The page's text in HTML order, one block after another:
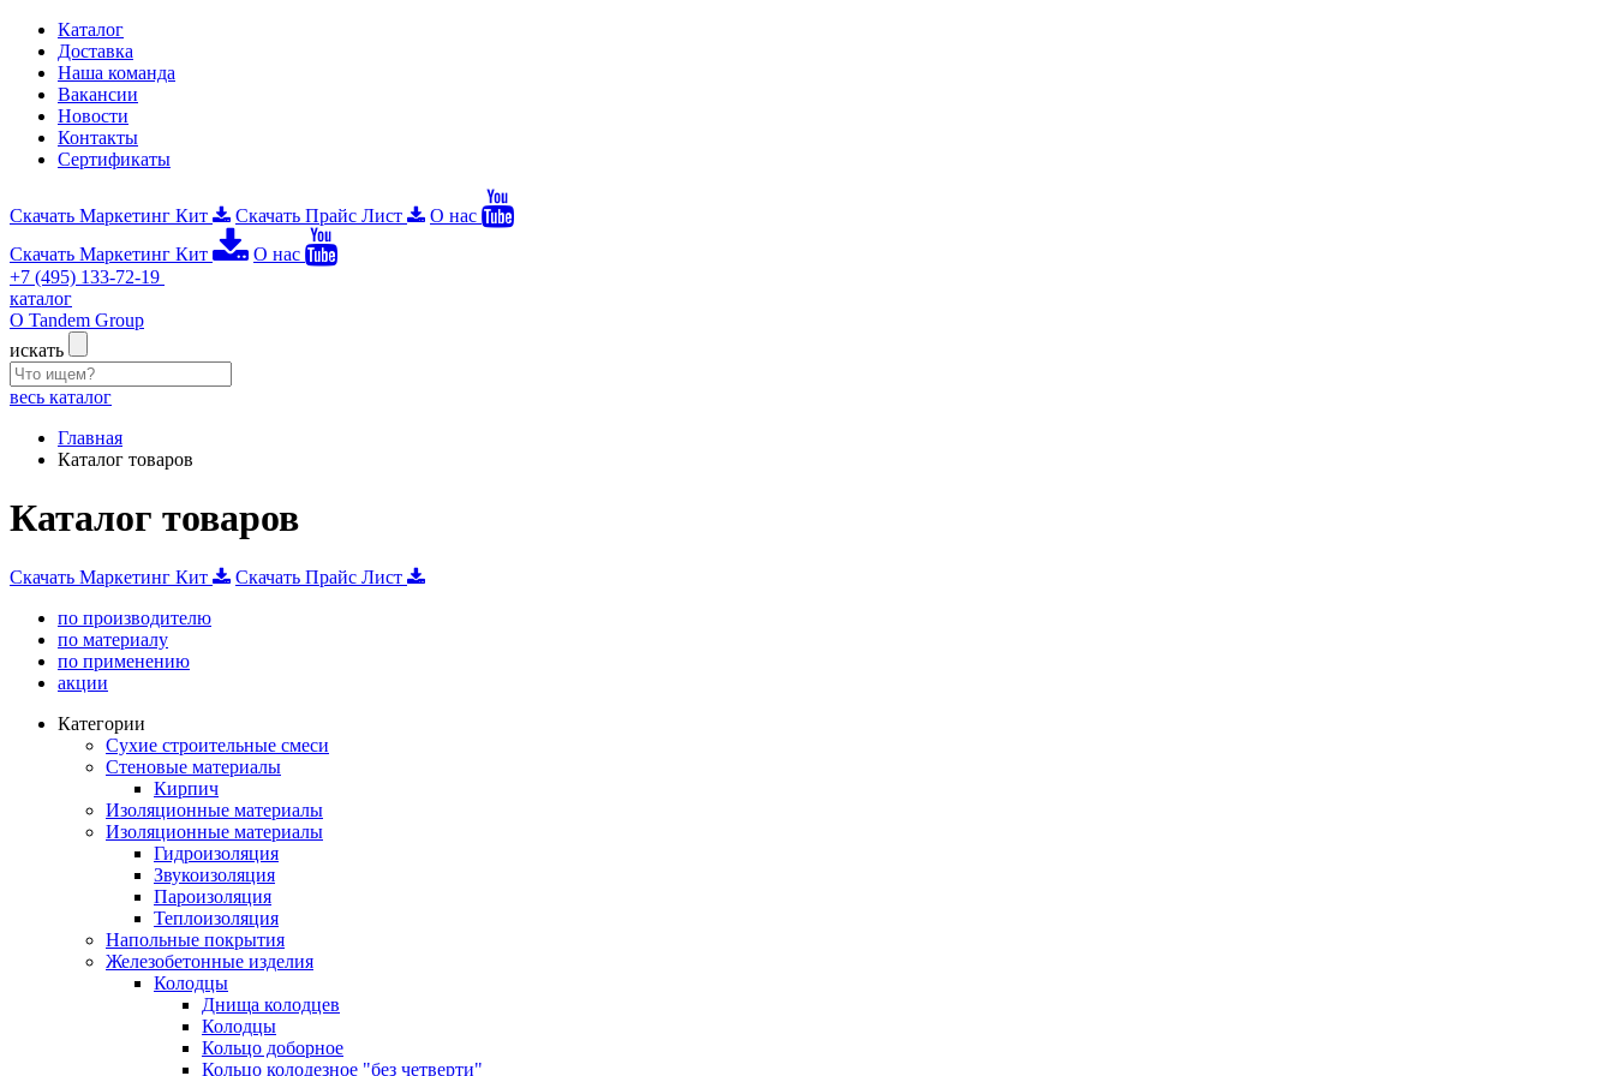
Каталог
Доставка
Наша команда
Вакансии
Новости
Контакты
Сертификаты
Скачать Маркетинг Кит Скачать Прайс Лист
О нас
Скачать Маркетинг Кит
О нас
+7 (495) 133-72-19
каталог
О Tandem Group
искать
весь каталог
Главная
Каталог товаров
Каталог товаров
Скачать Маркетинг Кит
Скачать Прайс Лист
по производителю
по материалу
по применению
акции
Категории
Сухие строительные смеси
Стеновые материалы
Кирпич
Изоляционные материалы
Изоляционные материалы
Гидроизоляция
Звукоизоляция
Пароизоляция
Теплоизоляция
Напольные покрытия
Железобетонные изделия
Колодцы
Днища колодцев
Колодцы
Кольцо доборное
Кольцо колодезное "без четверти"